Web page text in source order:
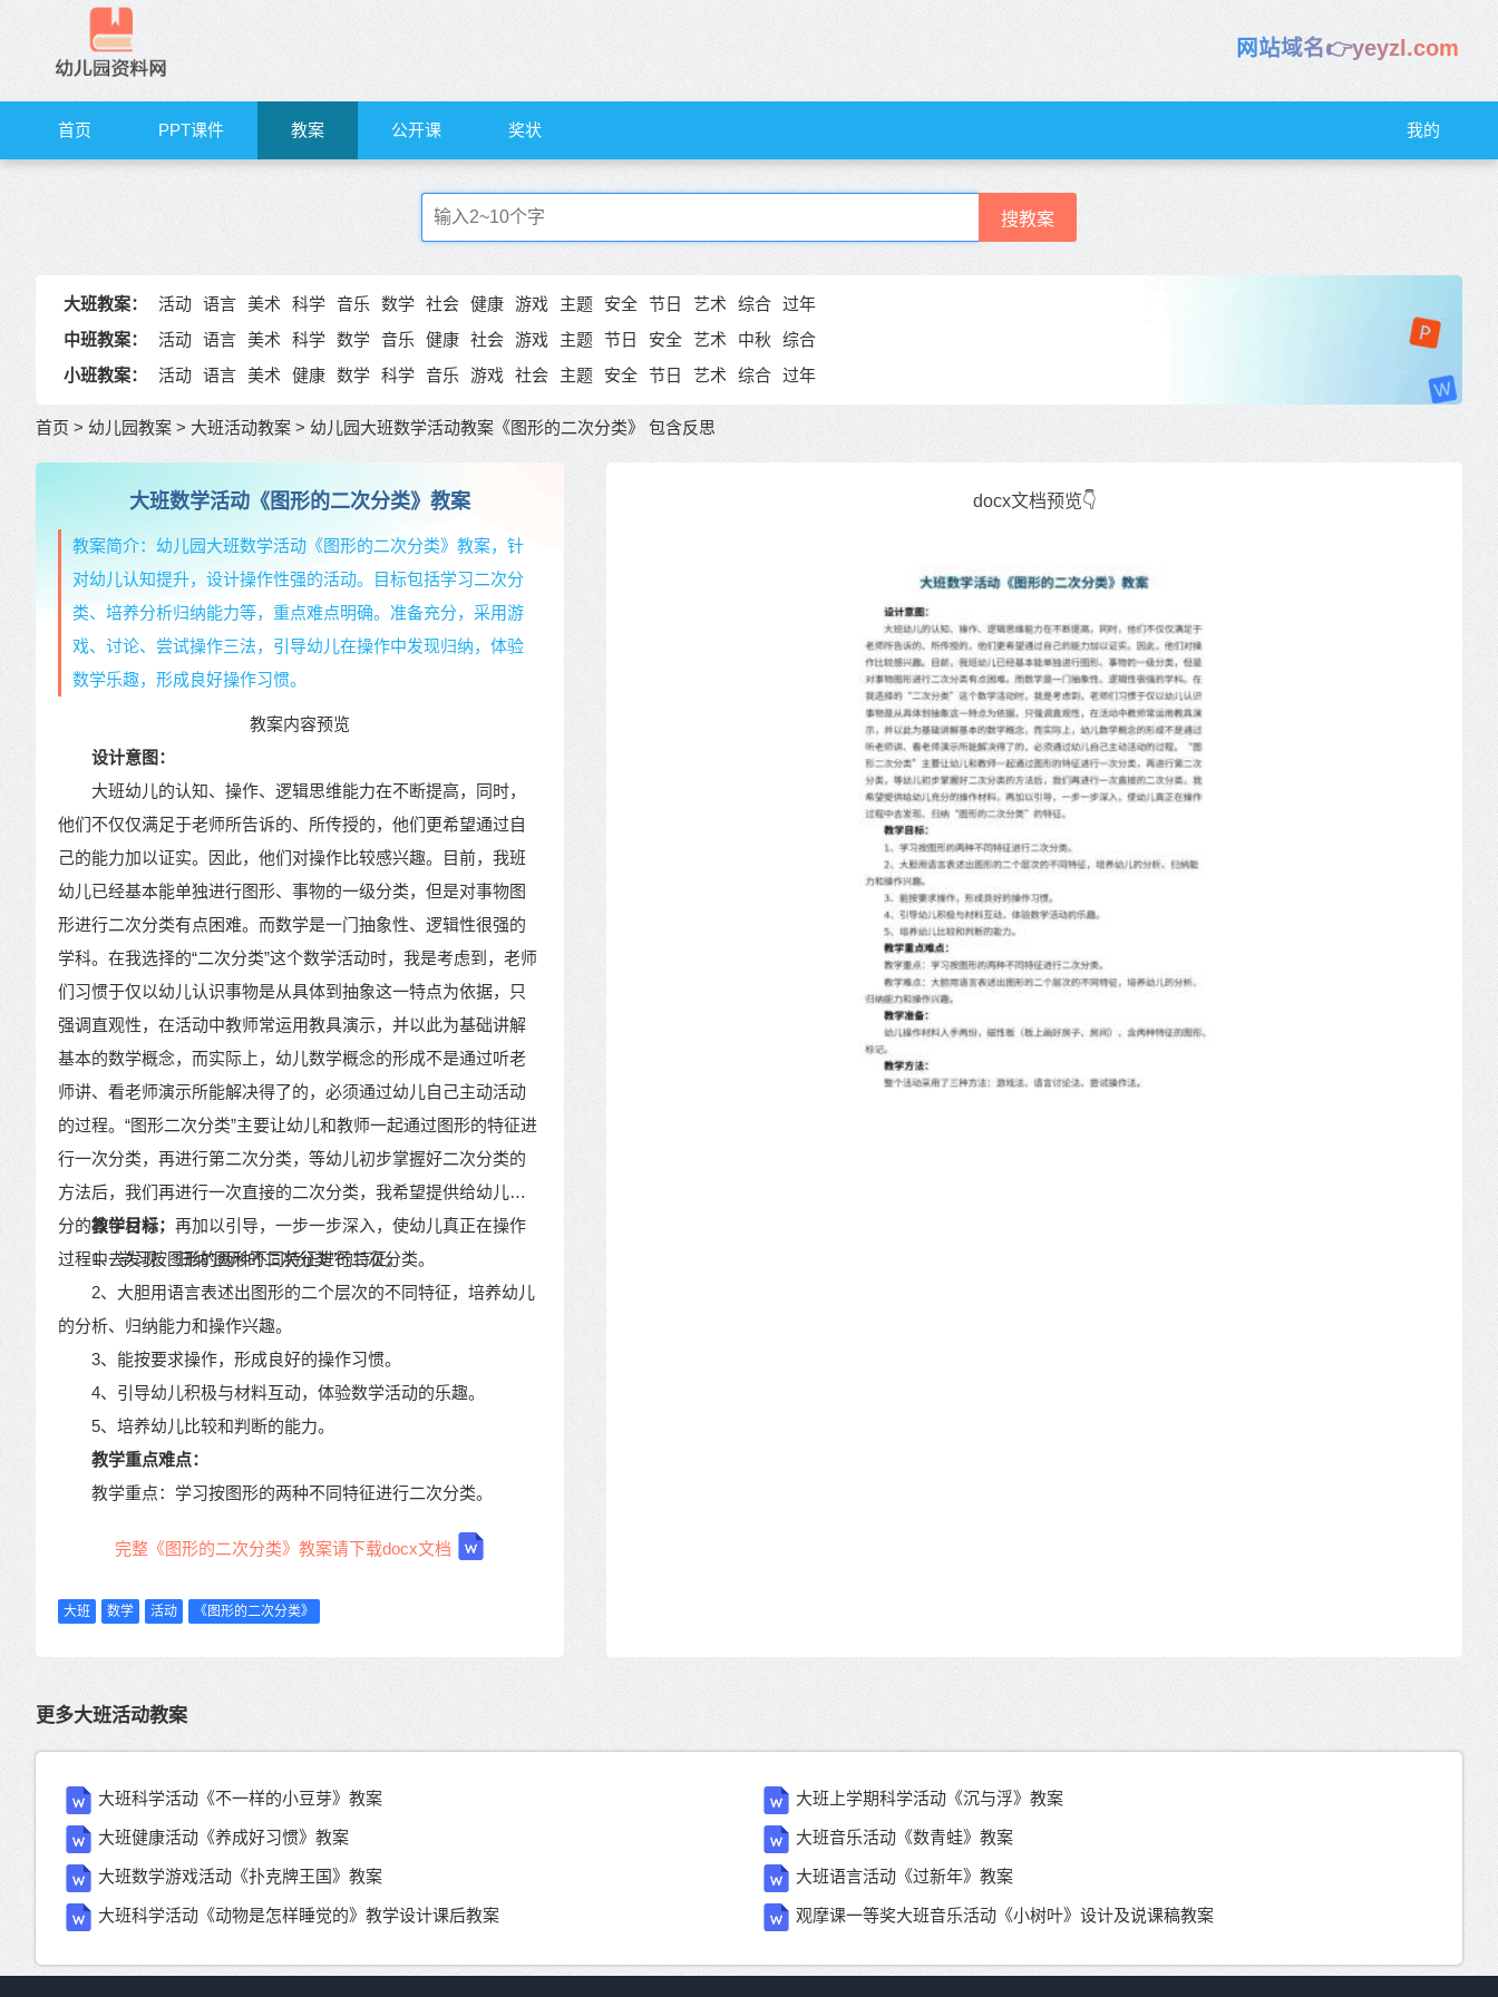
网站域名👉yeyzl.com
首页 PPT课件 教案 公开课 奖状 我的
搜教案
大班教案： 活动 语言 美术 科学 音乐 数学 社会 健康 游戏 主题 安全 节日 艺术 综合 过年
中班教案：
活动 语言 美术 科学 数学 音乐 健康 社会 游戏 主题 节日 安全 艺术 中秋
综合
小班教案：
活动 语言 美术 健康 数学 科学 音乐 游戏 社会 主题 安全 节日 艺术 综合 过年
首页 > 幼儿园教案 > 大班活动教案 > 幼儿园大班数学活动教案《图形的二次分类》 包含反思
大班数学活动《图形的二次分类》教案
教案简介：幼儿园大班数学活动《图形的二次分类》教案，针
对幼儿认知提升，设计操作性强的活动。目标包括学习二次分
类、培养分析归纳能力等，重点难点明确。准备充分，采用游
戏、讨论、尝试操作三法，引导幼儿在操作中发现归纳，体验
数学乐趣，形成良好操作习惯。
教案内容预览
设计意图：
大班幼儿的认知、操作、逻辑思维能力在不断提高，同时，
他们不仅仅满足于老师所告诉的、所传授的，他们更希望通过自
己的能力加以证实。因此，他们对操作比较感兴趣。目前，我班
幼儿已经基本能单独进行图形、事物的一级分类，但是对事物图
形进行二次分类有点困难。而数学是一门抽象性、逻辑性很强的
学科。在我选择的“二次分类”这个数学活动时，我是考虑到，老师
们习惯于仅以幼儿认识事物是从具体到抽象这一特点为依据，只
强调直观性，在活动中教师常运用教具演示，并以此为基础讲解
基本的数学概念，而实际上，幼儿数学概念的形成不是通过听老
师讲、看老师演示所能解决得了的，必须通过幼儿自己主动活动
的过程。“图形二次分类”主要让幼儿和教师一起通过图形的特征进
行一次分类，再进行第二次分类，等幼儿初步掌握好二次分类的
方法后，我们再进行一次直接的二次分类，我希望提供给幼儿充
分的操作材料，再加以引导，一步一步深入，使幼儿真正在操作
过程中去发现、归纳“图形的二次分类”的特征。
教学目标：
1、学习按图形的两种不同特征进行二次分类。
2、大胆用语言表述出图形的二个层次的不同特征，培养幼儿
的分析、归纳能力和操作兴趣。
3、能按要求操作，形成良好的操作习惯。
4、引导幼儿积极与材料互动，体验数学活动的乐趣。
5、培养幼儿比较和判断的能力。
教学重点难点：
教学重点：学习按图形的两种不同特征进行二次分类。
完整《图形的二次分类》教案请下载docx文档
大班 数学 活动 《图形的二次分类》
docx文档预览👇
更多大班活动教案
大班科学活动《不一样的小豆芽》教案 大班上学期科学活动《沉与浮》教案
大班健康活动《养成好习惯》教案 大班音乐活动《数青蛙》教案
大班数学游戏活动《扑克牌王国》教案 大班语言活动《过新年》教案
大班科学活动《动物是怎样睡觉的》教学设计课后教案 观摩课一等奖大班音乐活动《小树叶》设计及说课稿教案